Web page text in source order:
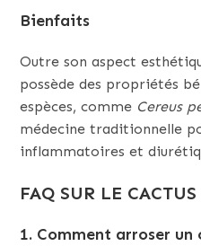
Bienfaits
Outre son aspect
possède des propriétés
espèces, comme Cereus
médecine traditionnelle
inflammatoires et
FAQ SUR LE CACTUS
1. Comment arroser un